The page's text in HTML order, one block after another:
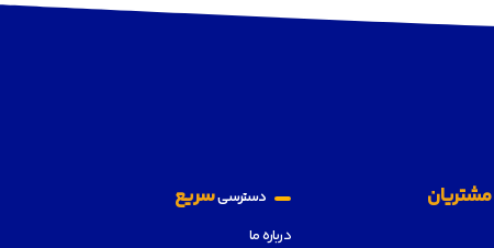
مشتریان دسترسیسریع
درباره ما